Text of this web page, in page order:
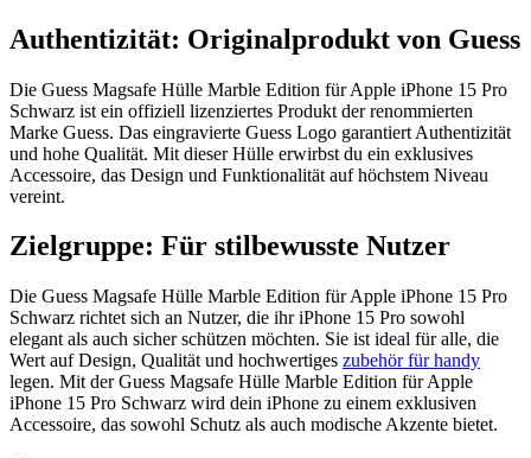
Authentizität: Originalprodukt von Guess
Die Guess Magsafe Hülle Marble Edition für Apple iPhone 15 Pro
Schwarz ist ein offiziell lizenziertes Produkt der renommierten
Marke Guess. Das eingravierte Guess Logo garantiert Authentizität
und hohe Qualität. Mit dieser Hülle erwirbst du ein exklusives
Accessoire, das Design und Funktionalität auf höchstem Niveau
vereint.
Zielgruppe: Für stilbewusste Nutzer
Die Guess Magsafe Hülle Marble Edition für Apple iPhone 15 Pro
Schwarz richtet sich an Nutzer, die ihr iPhone 15 Pro sowohl
elegant als auch sicher schützen möchten. Sie ist ideal für alle, die
Wert auf Design, Qualität und hochwertiges zubehör für handy
legen. Mit der Guess Magsafe Hülle Marble Edition für Apple
iPhone 15 Pro Schwarz wird dein iPhone zu einem exklusiven
Accessoire, das sowohl Schutz als auch modische Akzente bietet.